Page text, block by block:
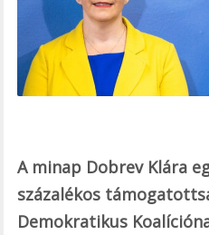
A minap Dobrev Klára
százalékos
Demokratikus